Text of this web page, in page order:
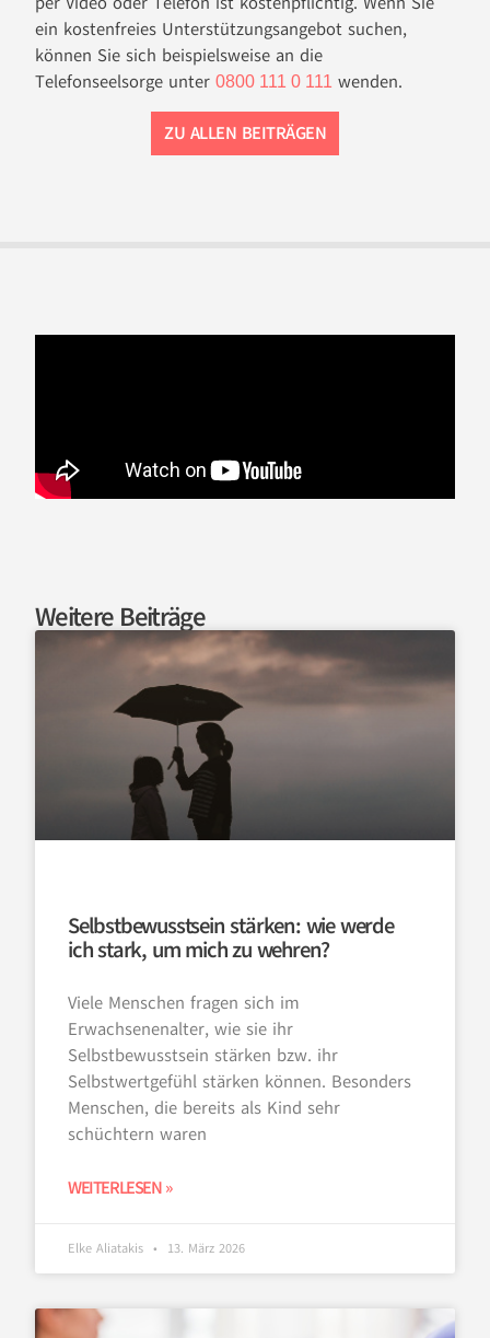
ein kostenfreies Unterstützungsangebot suchen,
können Sie sich beispielsweise an die
Telefonseelsorge unter 0800 111 0 111 wenden.
ZU ALLEN BEITRÄGEN
Weitere Beiträge
Selbstbewusstsein stärken: wie werde
ich stark, um mich zu wehren?
Viele Menschen fragen sich im
Erwachsenenalter, wie sie ihr
Selbstbewusstsein stärken bzw. ihr
Selbstwertgefühl stärken können. Besonders
Menschen, die bereits als Kind sehr
schüchtern waren
WEITERLESEN »
Elke Aliatakis 13. März 2026